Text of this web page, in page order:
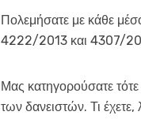
Πολεμήσατε με κάθε
4222/2013 και 4307/
Μας κατηγορούσατε
των δανειστών. Τι